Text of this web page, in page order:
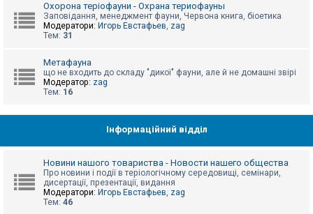
д
п
о
е
й
А
и
т
Охорона теріофауни - Охрана териофауны
Заповідання, менеджмент фауни, Червона книга, біоетика
Модератори: Игорь Евстафьев, zag
Тем: 31
Метафауна
що не входить до складу "дикої" фауни, але й не домашні звірі
Модератор: zag
Тем: 16
Інформаційний відділ
Новини нашого товариства - Новости нашего общества
Про новини і події в теріологічному середовищі, семінари,
дисертації, презентації, видання
Модератори: Игорь Евстафьев, zag
Тем: 46